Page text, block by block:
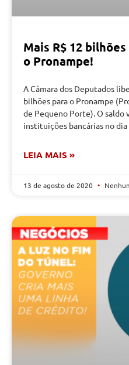
Mais R$ 12
o Pronampe!
A Câmara dos Deputados
bilhões para o Pronampe
de Pequeno Porte). O saldo
instituições bancárias no
LEIA MAIS »
13 de agosto de 2020